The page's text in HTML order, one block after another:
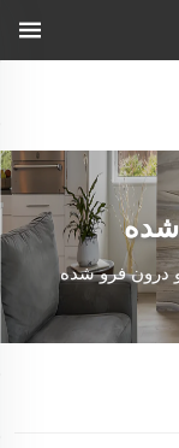
شده
درون فرو شده